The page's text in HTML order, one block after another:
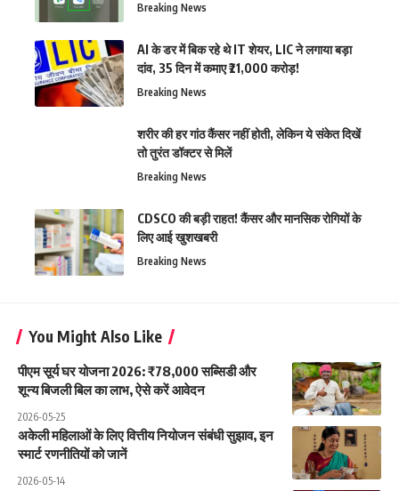
Breaking News
AI के डर में बिक रहे थे IT शेयर, LIC ने लगाया बड़ा
दांव, 35 दिन में कमाए ₹21,000 करोड़!
Breaking News
शरीर की हर गांठ कैंसर नहीं होती, लेकिन ये संकेत दिखें
तो तुरंत डॉक्टर से मिलें
Breaking News
CDSCO की बड़ी राहत! कैंसर और मानसिक रोगियों के
लिए आई खुशखबरी
Breaking News
You Might Also Like
पीएम सूर्य घर योजना 2026: ₹78,000 सब्सिडी और
शून्य बिजली बिल का लाभ, ऐसे करें आवेदन
2026-05-25
अकेली महिलाओं के लिए वित्तीय नियोजन संबंधी सुझाव, इन
स्मार्ट रणनीतियों को जानें
2026-05-14